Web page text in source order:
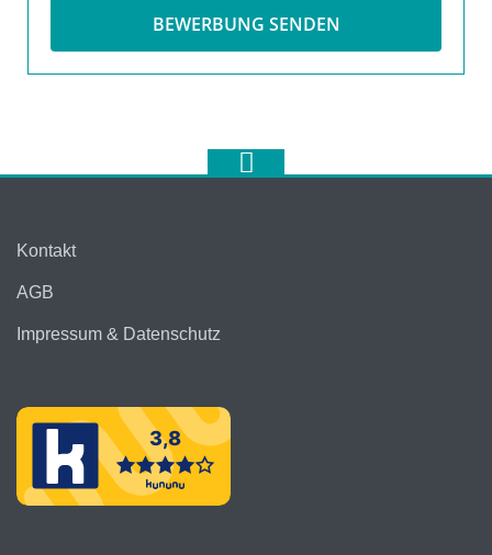
BEWERBUNG SENDEN
Kontakt
AGB
Impressum & Datenschutz